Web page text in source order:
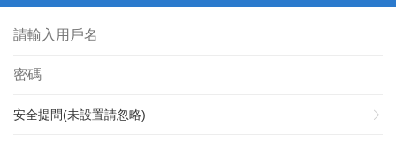
安全提問(未設置請忽略)